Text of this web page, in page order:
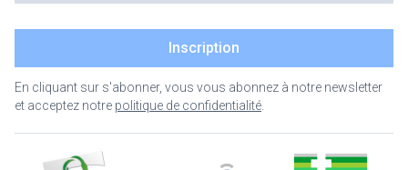
Inscription
En cliquant sur s'abonner, vous vous abonnez à notre newsletter
et acceptez notre politique de confidentialité